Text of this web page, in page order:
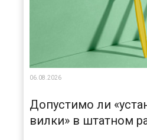
06.08.2026
Допустимо ли
вилки» в штатном